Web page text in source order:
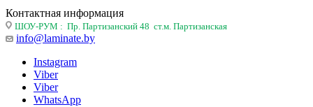
Контактная информация
ШОУ-РУМ : Пр. Партизанский 48 ст.м. Партизанская
info@laminate.by
Instagram
Viber
Viber
WhatsApp